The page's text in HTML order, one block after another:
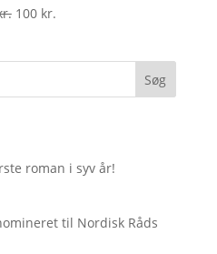
Den
300 kr..
100 kr.Den
100 kr..
Søg
roman i syv år!
til Nordisk Råds